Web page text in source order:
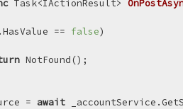
Task<IActionResult>
== false)
NotFound();
= await